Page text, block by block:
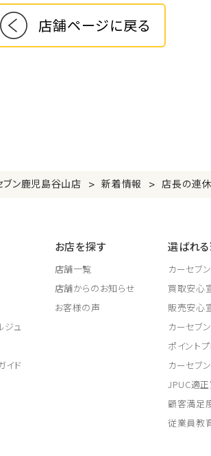
店舗ページに戻る
ブン鹿児島谷山店 > 新着情報 > 店長の連
ジュ
イド
お店を探す
店舗一覧
店舗からのお知らせ
お客様の声
選ばれ
カーセブ
買取安心
販売安心
カーセブ
ポイント
カーセブ
JPUC適
顧客満足
従業員教